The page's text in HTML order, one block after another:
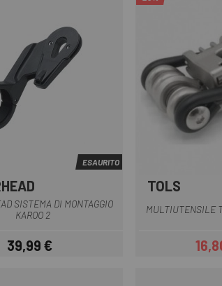
Multiplo
ESAURITO
SISTEMA DI MONTAGGIO
KAROO 2
Prezzo
39,99 €
TOLS
MULTIUTENSILE